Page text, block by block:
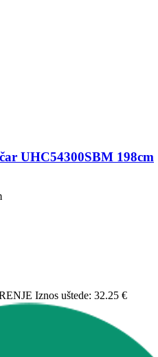
UHC54300SBM 198cm
Iznos uštede: 32.25 €